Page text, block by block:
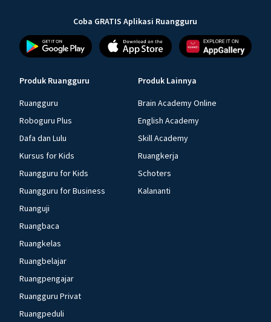
Coba GRATIS Aplikasi Ruangguru
Produk Ruangguru
Ruangguru
Roboguru Plus
Dafa dan Lulu
Kursus for Kids
Ruangguru for Kids
Ruangguru for Business
Ruanguji
Ruangbaca
Ruangkelas
Ruangbelajar
Ruangpengajar
Ruangguru Privat
Ruangpeduli
Produk Lainnya
Brain Academy Online
English Academy
Skill Academy
Ruangkerja
Schoters
Kalananti